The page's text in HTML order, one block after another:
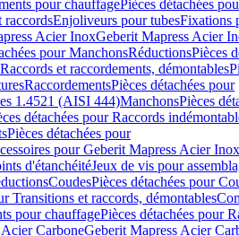
pour chauffagePièces détachées
raccordsEnjoliveurs pour tubesFixations
Acier InoxGeberit Mapress Acier
pour ManchonsRéductionsPièces
Raccords et raccordements, démontables
RaccordementsPièces détachées pour
1.4521 (AISI 444)ManchonsPièces
détachées pour Raccords
Pièces détachées pour
pour Geberit Mapress Acier Inox
d'étanchéitéJeux de vis pour
CoudesPièces détachées pour
Transitions et raccords, démontables
pour chauffagePièces détachées pour
CarboneGeberit Mapress Acier